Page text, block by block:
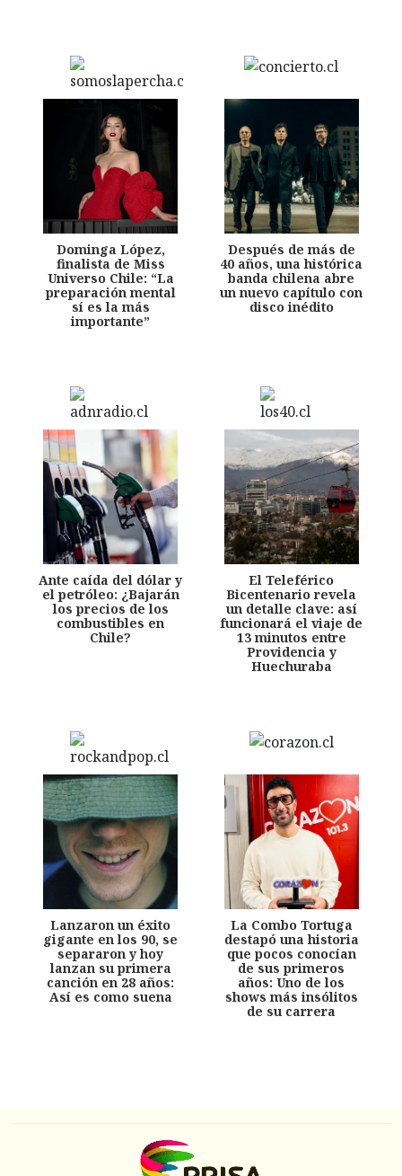
Dominga López,
finalista de Miss
Universo Chile: “La
preparación mental
sí es la más
importante”
Después de más de
40 años, una histórica
banda chilena abre
un nuevo capítulo con
disco inédito
Ante caída del dólar y
el petróleo: ¿Bajarán
los precios de los
combustibles en
Chile?
El Teleférico
Bicentenario revela
un detalle clave: así
funcionará el viaje de
13 minutos entre
Providencia y
Huechuraba
Lanzaron un éxito
gigante en los 90, se
separaron y hoy
lanzan su primera
canción en 28 años:
Así es como suena
La Combo Tortuga
destapó una historia
que pocos conocían
de sus primeros
años: Uno de los
shows más insólitos
de su carrera